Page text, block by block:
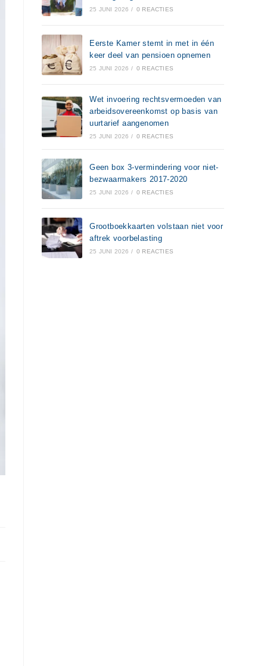
25 JUNI 2026 / 0 REACTIES
Eerste Kamer stemt in met in één
keer deel van pensioen opnemen
25 JUNI 2026 / 0 REACTIES
Wet invoering rechtsvermoeden van
arbeidsovereenkomst op basis van
uurtarief aangenomen
25 JUNI 2026 / 0 REACTIES
Geen box 3-vermindering voor niet-
bezwaarmakers 2017-2020
25 JUNI 2026 / 0 REACTIES
Grootboekkaarten volstaan niet voor
aftrek voorbelasting
25 JUNI 2026 / 0 REACTIES